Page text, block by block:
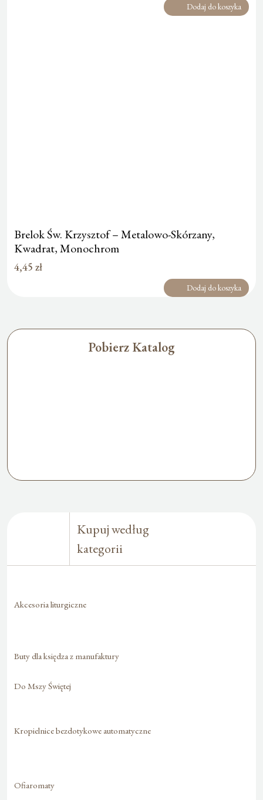
Dodaj do koszyka
Brelok Św. Krzysztof – Metalowo-Skórzany,
Kwadrat, Monochrom
4,45 zł
Dodaj do koszyka
Pobierz Katalog
Kupuj według
kategorii
Akcesoria liturgiczne
Buty dla księdza z manufaktury
Do Mszy Świętej
Kropielnice bezdotykowe automatyczne
Ofiaromaty